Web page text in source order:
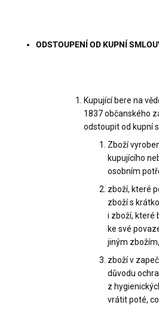
ODSTOUPENÍ OD KUPNÍ
Kupující bere na
1837 občanského
odstoupit od kupní
Zboží
kupujícího
osobním
zboží, které
zboží s
i zboží, které
ke své
jiným zbožím,
zboží v
důvodu
z
vrátit poté,